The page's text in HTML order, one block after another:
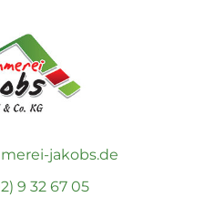
jakobs.de
9 32 67 05